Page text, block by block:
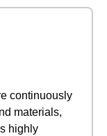
continuously
materials,
highly